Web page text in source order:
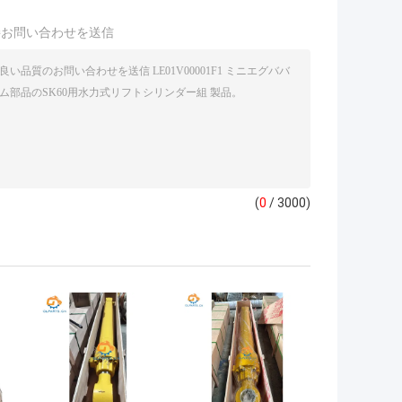
問い合わせを送信
(0 / 3000)